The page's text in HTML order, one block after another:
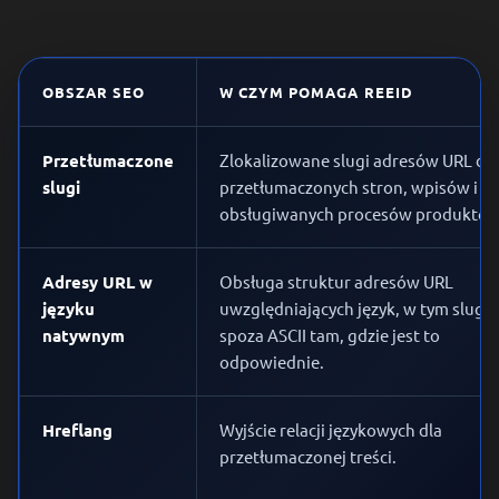
OBSZAR SEO W CZYM POMAGA REEID
Przetłumaczone
slugi
Zlokalizowane slugi adresów URL dla
przetłumaczonych stron, wpisów i
obsługiwanych procesów
Adresy URL w
języku
natywnym
Obsługa struktur adresów URL
uwzględniających język, w tym
spoza ASCII tam, gdzie jest to
odpowiednie.
Hreflang
Wyjście relacji językowych dla
przetłumaczonej treści.